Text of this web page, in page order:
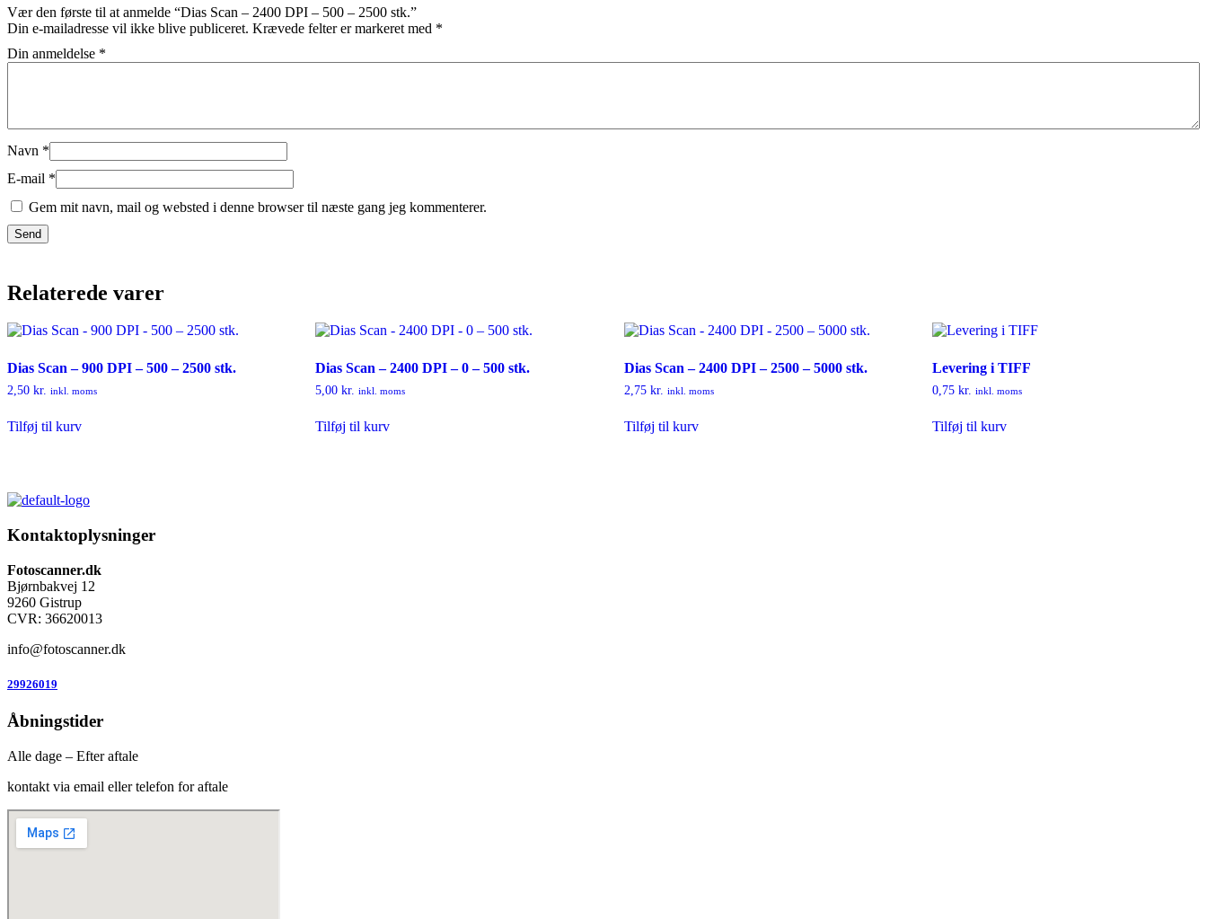
Vær den første til at anmelde “Dias Scan – 2400 DPI – 500 – 2500 stk.”
Din e-mailadresse vil ikke blive publiceret. Krævede felter er markeret med *
Din anmeldelse *
Navn *
E-mail *
Gem mit navn, mail og websted i denne browser til næste gang jeg kommenterer.
Relaterede varer
Dias Scan – 900 DPI – 500 – 2500 stk.
2,50 kr. inkl. moms
Tilføj til kurv
Dias Scan – 2400 DPI – 0 – 500 stk.
5,00kr. inkl. moms
Tilføj til kurv
Dias Scan – 2400 DPI – 2500 – 5000 stk.
2,75 kr. inkl. moms
Tilføj til kurv
Levering i TIFF
0,75 kr. inkl. moms
Tilføj til kurv
Kontaktoplysninger
Fotoscanner.dk
Bjørnbakvej 12
9260 Gistrup
CVR: 36620013
info@fotoscanner.dk
29926019
Åbningstider
Alle dage – Efter aftale
kontakt via email eller telefon for aftale